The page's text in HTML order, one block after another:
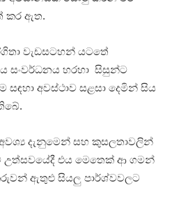
කර ඇත.
වැඩසටහන් යටතේ
සංවර්ධනය හරහා සිසුන්ට
අවස්ථාව සළසා දෙමින් සිය
දැනුමෙන් සහ කුසලතාවලින්
උත්සවයේදී එය මෙතෙක් ආ ගමන්
ඇතුළු සියලු පාර්ශ්වවලට